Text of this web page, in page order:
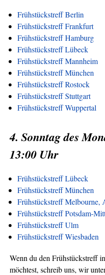
Frühstückstreff Berlin
Frühstückstreff Frankfurt
Frühstückstreff Hamburg
Frühstückstreff Lübeck
Frühstückstreff Mannheim
Frühstückstreff München
Frühstückstreff Rostock
Frühstückstreff Stuttgart
Frühstückstreff Wuppertal
4. Sonntag des
13:00 Uhr
Frühstückstreff Lübeck
Frühstückstreff München
Frühstückstreff Melbourne,
Frühstückstreff Potsdam-
Frühstückstreff Ulm
Frühstückstreff Wiesbaden
Wenn du den Frühstückstreff
möchtest, schreib uns, wir